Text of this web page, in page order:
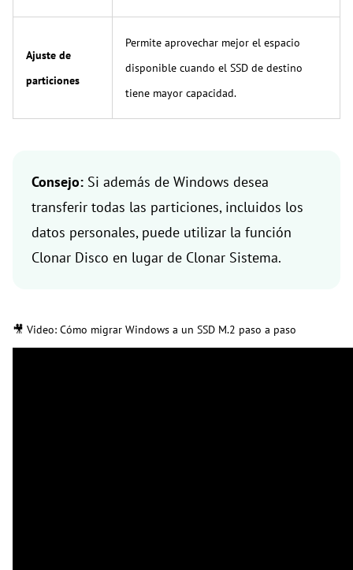
Ajuste de
particiones
Permite aprovechar mejor el espacio
disponible cuando el SSD de destino
tiene mayor capacidad.
Consejo: Si además de Windows desea
transferir todas las particiones, incluidos los
datos personales, puede utilizar la función
Clonar Disco en lugar de Clonar Sistema.
🎥 Video: Cómo migrar Windows a un SSD M.2 paso a paso